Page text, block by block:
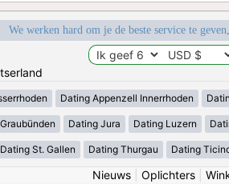
We werken hard om je de beste service te
Dating Appenzell Innerrhoden
Dating Jura Dating Luzern
Dating St. Gallen Dating Thurgau Dating
Nieuws| Oplichters|